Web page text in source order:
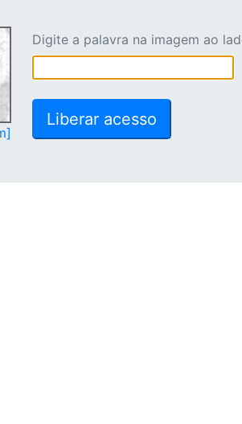
Digite a palavra na imagem ao